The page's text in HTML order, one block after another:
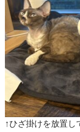
↑ひざ掛けを放置し